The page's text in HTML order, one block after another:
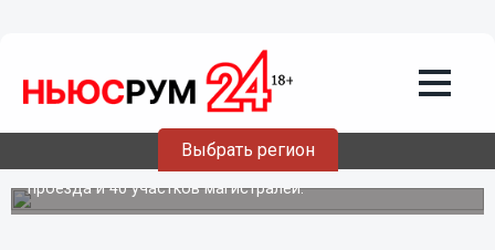
Выбрать регион
по ремонту и строительству городских
дорог нас ждут в 2014- 2015 годах, -
В этом году запланировано капитально
отремонтировать почти 300 дворов, 33 межквартальных
проезда и 40 участков магистралей.